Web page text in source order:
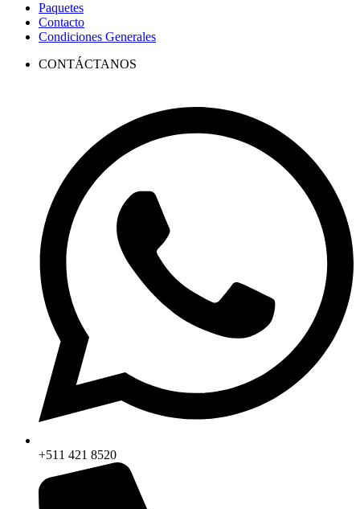
Paquetes
Contacto
Condiciones Generales
CONTÁCTANOS
+511 421 8520